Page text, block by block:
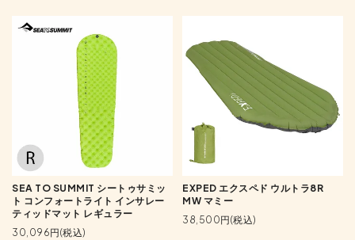
SEA TO SUMMIT シートゥサミッ
ト コンフォートライト インサレー
ティッドマット レギュラー
30,096円(税込)
EXPED エクスペド ウルトラ8R
MW マミー
38,500円(税込)